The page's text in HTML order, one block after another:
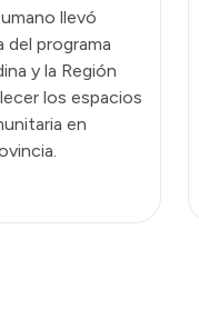
llevó
del programa
y la Región
los espacios
en